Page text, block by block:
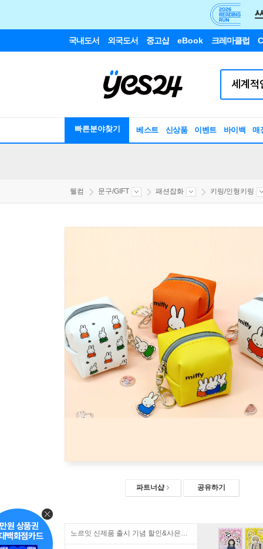
국내도서 외국도서 중고샵 eBook 크레마클럽
빠른분야찾기 베스트 신상품 이벤트 바이백 매
웰컴 문구/GIFT 패션잡화 키링/인형키링
파트너샵 공유하기
노르잇 신제품 출시 기념 할인&사은품 증정!